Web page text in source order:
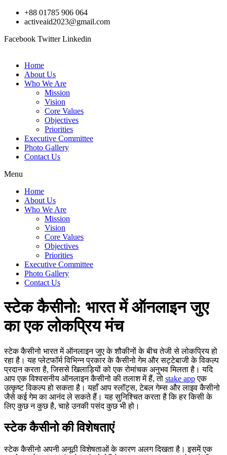
Skip
+88 01785 906 064
activeaid2023@gmail.com
Facebook Twitter Linkedin
Home
About Us
Who We Are
Mission
Vision
Core Values
Objectives
Priorities
Executive Committee
Photo Gallery
Contact Us
Menu
Home
About Us
Who We Are
Mission
Vision
Core Values
Objectives
Priorities
Executive Committee
Photo Gallery
Contact Us
स्टेक कैसीनो: भारत में ऑनलाइन जुए
का एक लोकप्रिय मंच
स्टेक कैसीनो भारत में ऑनलाइन जुए के शौकीनों के बीच तेजी से लोकप्रिय हो
रहा है। यह प्लेटफॉर्म विभिन्न प्रकार के कैसीनो गेम और सट्टेबाजी के विकल्प
प्रदान करता है, जिससे खिलाड़ियों को एक रोमांचक अनुभव मिलता है। यदि
आप एक विश्वसनीय ऑनलाइन कैसीनो की तलाश में हैं, तो stake appएक
उत्कृष्ट विकल्प हो सकता है। यहाँ आप स्लॉट्स, टेबल गेम्स और लाइव कैसीनो
जैसे कई गेम का आनंद ले सकते हैं। यह सुनिश्चित करता है कि हर किसी के
लिए कुछ न कुछ है, चाहे उनकी पसंद कुछ भी हो।
स्टेक कैसीनो की विशेषताएं
स्टेक कैसीनो अपनी अनूठी विशेषताओं के कारण अलग दिखता है। इसमें एक